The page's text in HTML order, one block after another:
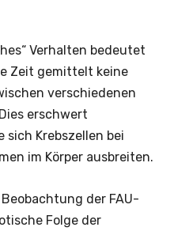
Verhalten bedeutet
Zeit gemittelt keine
verschiedenen
erschwert
sich Krebszellen bei
im Körper ausbreiten.
der FAU-
Folge der